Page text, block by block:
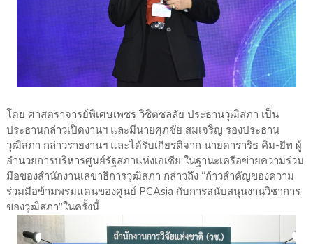
โดย ศาสตราจารย์พิเศษเพชร วิชิตชลลัย ประธานวุฒิสภา เป็น
ประธานกล่าวเปิดงานฯ และมีนายศุภชัย สมเจริญ รองประธาน
วุฒิสภา กล่าวรายงานฯ และได้รับเกียรติจาก นายดาราริธ คิม-ยีท ผู้
อำนวยการบริหารศูนย์รัฐสภาแห่งเอเชีย ในฐานะเครือข่ายความร่วม
มือของสำนักงานเลขาธิการวุฒิสภา กล่าวถึง “ก้าวสำคัญของความ
ร่วมมือข้ามพรมแดนของศูนย์ PCAsia กับการสนับสนุนงานวิชาการ
ของวุฒิสภา”ในครั้งนี้